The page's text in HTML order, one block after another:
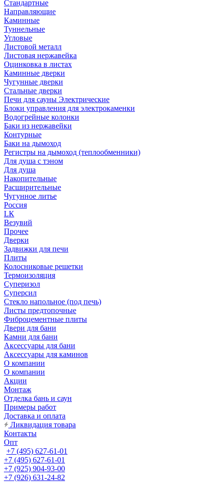
Стандартные
Направляющие
Каминные
Туннельные
Угловые
Листовой металл
Листовая нержавейка
Оцинковка в листах
Каминные дверки
Чугунные дверки
Стальные дверки
Печи для сауны Электрические
Блоки управления для электрокаменки
Водогрейные колонки
Баки из нержавейки
Контурные
Баки на дымоход
Регистры на дымоход (теплообменники)
Для душа с тэном
Для душа
Накопительные
Расширительные
Чугунное литье
Россия
LК
Везувий
Прочее
Дверки
Задвижки для печи
Плиты
Колосниковые решетки
Термоизоляция
Суперизол
Суперсил
Стекло напольное (под печь)
Листы предтопочные
Фиброцементные плиты
Двери для бани
Камни для бани
Аксессуары для бани
Аксессуары для каминов
О компании
О компании
Акции
Монтаж
Отделка бань и саун
Примеры работ
Доставка и оплата
Ликвидация товара
Контакты
Опт
+7 (495) 627-61-01
+7 (495) 627-61-01
+7 (925) 904-93-00
+7 (926) 631-24-82